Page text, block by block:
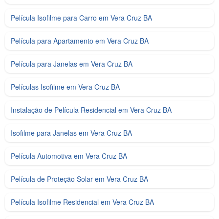
Película Isofilme para Carro em Vera Cruz BA
Película para Apartamento em Vera Cruz BA
Película para Janelas em Vera Cruz BA
Películas Isofilme em Vera Cruz BA
Instalação de Película Residencial em Vera Cruz BA
Isofilme para Janelas em Vera Cruz BA
Película Automotiva em Vera Cruz BA
Película de Proteção Solar em Vera Cruz BA
Película Isofilme Residencial em Vera Cruz BA